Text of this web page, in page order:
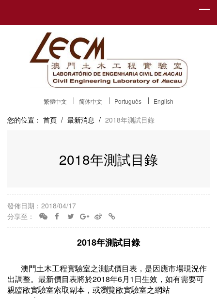
繁體中文 简体中文 Português English
您的位置： 首頁 / 最新消息 / 2018年測試目錄
2018年測試目錄
發佈日期：2018/04/17
分享至：
2018年測試目錄
澳門土木工程實驗室之測試價目表，是因應市場現況作
出調整。最新價目表將於2018年6月1日生效，如有需要可
親臨敝實驗室索取副本，或瀏覽敝實驗室之網站